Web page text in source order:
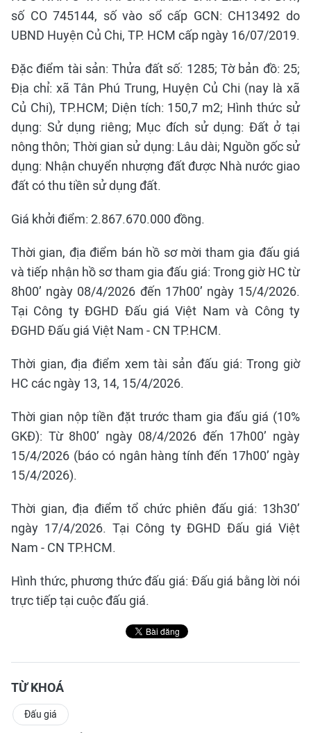
số CO 745144, số vào sổ cấp GCN: CH13492 do
UBND Huyện Củ Chi, TP. HCM cấp ngày 16/07/2019.
Đặc điểm tài sản: Thửa đất số: 1285; Tờ bản đồ: 25;
Địa chỉ: xã Tân Phú Trung, Huyện Củ Chi (nay là xã
Củ Chi), TP.HCM; Diện tích: 150,7 m2; Hình thức sử
dụng: Sử dụng riêng; Mục đích sử dụng: Đất ở tại
nông thôn; Thời gian sử dụng: Lâu dài; Nguồn gốc sử
dụng: Nhận chuyển nhượng đất được Nhà nước giao
đất có thu tiền sử dụng đất.
Giá khởi điểm: 2.867.670.000 đồng.
Thời gian, địa điểm bán hồ sơ mời tham gia đấu giá
và tiếp nhận hồ sơ tham gia đấu giá: Trong giờ HC từ
8h00’ ngày 08/4/2026 đến 17h00’ ngày 15/4/2026.
Tại Công ty ĐGHD Đấu giá Việt Nam và Công ty
ĐGHD Đấu giá Việt Nam - CN TP.HCM.
Thời gian, địa điểm xem tài sản đấu giá: Trong giờ
HC các ngày 13, 14, 15/4/2026.
Thời gian nộp tiền đặt trước tham gia đấu giá (10%
GKĐ): Từ 8h00’ ngày 08/4/2026 đến 17h00’ ngày
15/4/2026 (báo có ngân hàng tính đến 17h00’ ngày
15/4/2026).
Thời gian, địa điểm tổ chức phiên đấu giá: 13h30’
ngày 17/4/2026. Tại Công ty ĐGHD Đấu giá Việt
Nam - CN TP.HCM.
Hình thức, phương thức đấu giá: Đấu giá bằng lời nói
trực tiếp tại cuộc đấu giá.
TỪ KHOÁ
Đấu giá